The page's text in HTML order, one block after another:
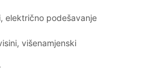
električno podešavanje
višenamjenski